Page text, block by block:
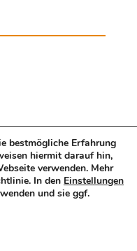
UStG
EStG
Gutjahr GmbH
bestmögliche Erfahrung
hiermit darauf hin,
verwenden. Mehr
In den Einstellungen
und sie ggf.